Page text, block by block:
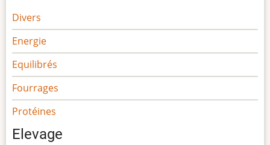
Divers
Energie
Equilibrés
Fourrages
Protéines
Elevage